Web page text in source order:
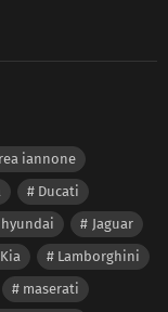
iannone
Ducati
hyundai
Jaguar
Kia
Lamborghini
maserati